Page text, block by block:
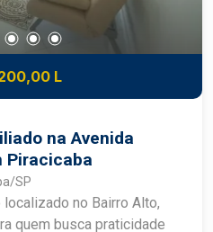
L
na Avenida
Piracicaba
SP
no Bairro Alto,
quem busca praticidade